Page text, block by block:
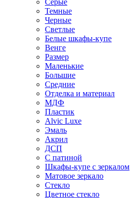
Серые
Темные
Черные
Светлые
Белые шкафы-купе
Венге
Размер
Маленькие
Большие
Средние
Отделка и материал
МДФ
Пластик
Alvic Luxe
Эмаль
Акрил
ДСП
С патиной
Шкафы-купе с зеркалом
Матовое зеркало
Стекло
Цветное стекло